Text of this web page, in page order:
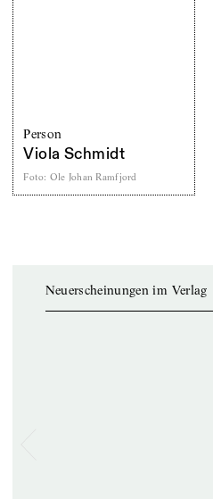
Person
Viola Schmidt
Foto: Ole Johan Ramfjord
Neuerscheinungen im Verlag